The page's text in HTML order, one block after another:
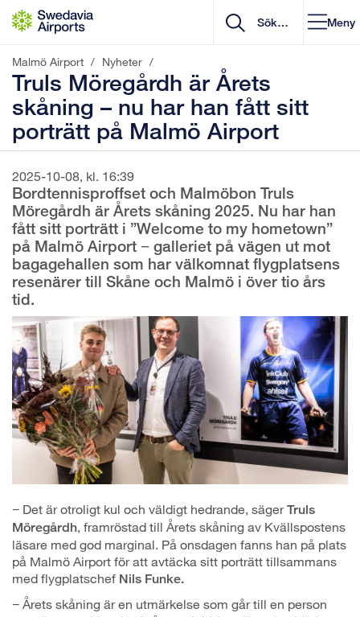
Gå till innehåll
Meny
Malmö Airport / Nyheter /
Truls Möregårdh är Årets
skåning – nu har han fått sitt
porträtt på Malmö Airport
2025-10-08, kl. 16:39
Bordtennisproffset och Malmöbon Truls
Möregårdh är Årets skåning 2025. Nu har han
fått sitt porträtt i ”Welcome to my hometown”
på Malmö Airport − galleriet på vägen ut mot
bagagehallen som har välkomnat flygplatsens
resenärer till Skåne och Malmö i över tio års
tid.
− Det är otroligt kul och väldigt hedrande, sägerTruls
Möregårdh, framröstad till Årets skåning av Kvällspostens
läsare med god marginal. På onsdagen fanns han på plats
på Malmö Airport för att avtäcka sitt porträtt tillsammans
med flygplatschef Nils Funke.
− Årets skåning är en utmärkelse som går till en person